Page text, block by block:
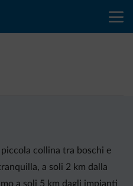
piccola collina tra boschi e
a soli 2 km dalla
a soli 5 km dagli impianti